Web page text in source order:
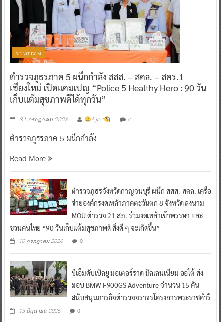
ข่าวตำรวจ
ตำรวจภูธรภาค 5 ผนึกกำลัง สสส. – สคล. – สคร.1
เชียงใหม่ เปิดแคมเปญ “Police 5 Healthy Hero : 90 วัน
เก็บแต้มสุขภาพดีได้ทุกวัน”
31 กรกฎาคม 2026 ^ jo ^ 0
ตำรวจภูธรภาค 5 ผนึกกำลัง
Read More
ตำรวจภูธรจังหวัดกาญจนบุรี ผนึก สสส.-สคล. เครือ
ข่ายองค์กรงดเหล้าภาคตะวันตก 8 จังหวัด ลงนาม
MOU ตำรวจ 21 สภ. ร่วมงดเหล้าเข้าพรรษา และ
ชวนคนไทย “90 วันเก็บแต้มสุขภาพดี สิ่งดี ๆ จะเกิดขึ้น”
10 กรกฎาคม 2026 0
บีเอ็มดับเบิลยู มอเตอร์ราด มิลเลนเนียม ออโต้ ส่ง
มอบ BMW F900GS Adventure จำนวน 15 คัน
สนับสนุนภารกิจตำรวจจราจรโครงการพระราชดำริ
13 มิถุนายน 2026 0